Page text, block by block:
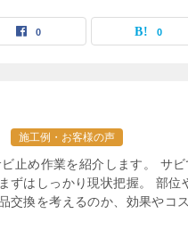
0 0
施工例・お客様の声
止め作業を紹介します。 サビ
ずはしっかり現状把握。 部位
交換を考えるのか、効果やコ